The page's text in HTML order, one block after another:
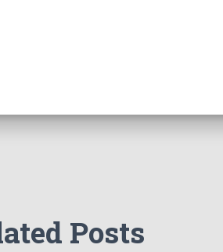
Posts